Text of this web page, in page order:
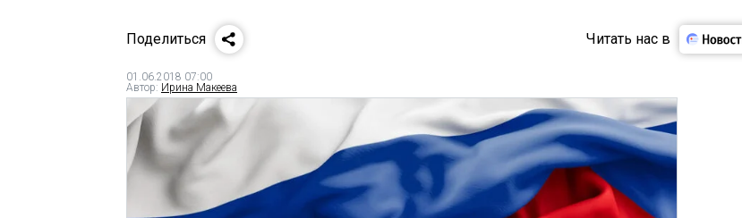
Поделиться Читать нас в
01.06.2018 07:00
Автор: Ирина Макеева